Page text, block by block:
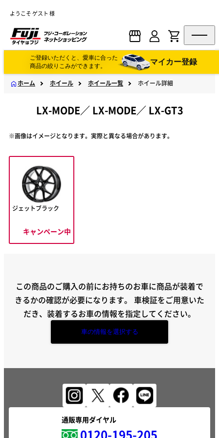
ようこそ ゲスト 様
ご登録いただくと、愛車に合った
商品の絞りこみができます。
マイカー登録
ホーム ホイール ホイール一覧 ホイール詳細
LX-MODE／ LX-MODE／ LX-GT3
※画像はイメージとなります。実際と異なる場合があります。
ジェットブラック
キャンペーン中
この商品のご購入の前にお持ちのお車に商品が装着で
きるかの確認が必要になります。 車検証をご用意いた
だき、装着するお車の情報を指定してください。
車の情報を選択する
通販専用ダイヤル